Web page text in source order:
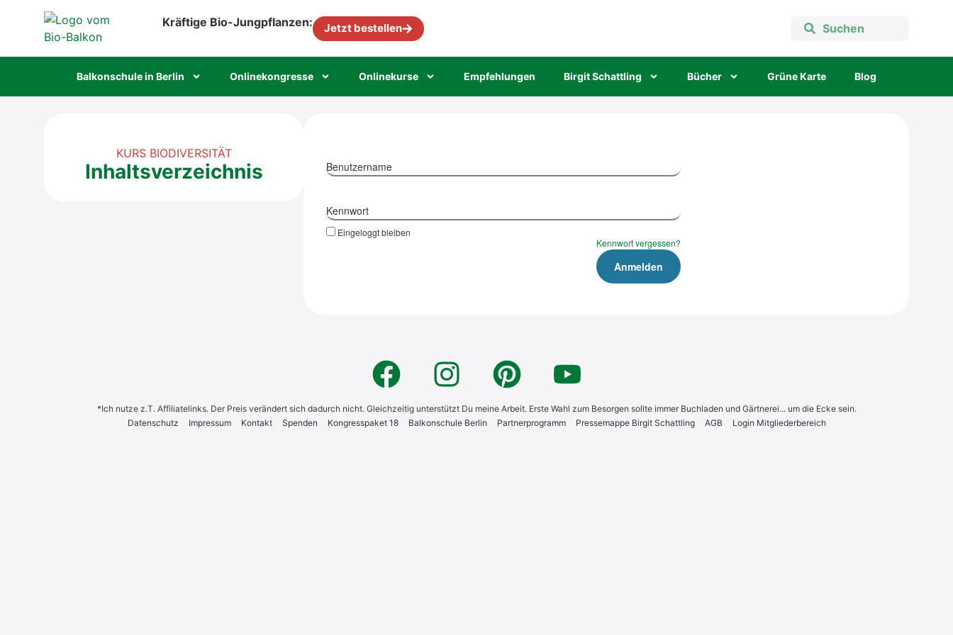
Kräftige Bio-Jungpflanzen: Jetzt bestellen
Bal­kon­schu­le in Ber­lin Online­kon­gres­se Online­kur­se Emp­feh­lun­gen Bir­git Schatt­ling Bücher Grü­ne Kar­te Blog
KURS BIODIVERSITÄT
Inhaltsverzeichnis Benutzername
Kennwort
Eingeloggt bleiben
Kennwort vergessen?
*Ich nutze z.T. Affiliatelinks. Der Preis verändert sich dadurch nicht. Gleichzeitig unterstützt Du meine Arbeit. Erste Wahl zum Besorgen sollte immer Buchladen und Gärtnerei... um die Ecke sein.
Daten­schutz
Impres­sum Kon­takt Spen­den Kon­gress­pa­ket 18 Bal­kon­schu­le Ber­lin Part­ner­pro­gramm Pres­se­map­pe Bir­git Schatt­ling AGB Log­in Mit­glie­der­be­reich